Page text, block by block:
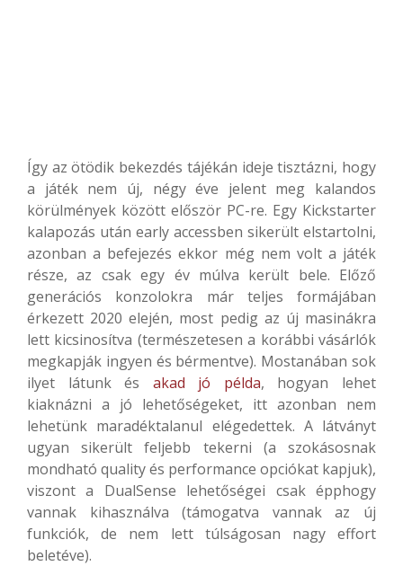
Így az ötödik bekezdés tájékán ideje tisztázni, hogy
a játék nem új, négy éve jelent meg kalandos
körülmények között először PC-re. Egy Kickstarter
kalapozás után early accessben sikerült elstartolni,
azonban a befejezés ekkor még nem volt a játék
része, az csak egy év múlva került bele. Előző
generációs konzolokra már teljes formájában
érkezett 2020 elején, most pedig az új masinákra
lett kicsinosítva (természetesen a korábbi vásárlók
megkapják ingyen és bérmentve). Mostanában sok
ilyet látunk és akad jó példa, hogyan lehet
kiaknázni a jó lehetőségeket, itt azonban nem
lehetünk maradéktalanul elégedettek. A látványt
ugyan sikerült feljebb tekerni (a szokásosnak
mondható quality és performance opciókat kapjuk),
viszont a DualSense lehetőségei csak épphogy
vannak kihasználva (támogatva vannak az új
funkciók, de nem lett túlságosan nagy effort
beletéve).